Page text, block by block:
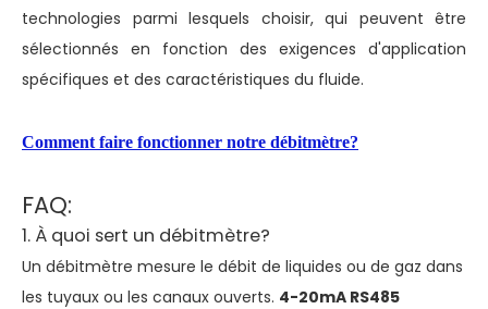
technologies parmi lesquels choisir, qui peuvent être
sélectionnés en fonction des exigences d'application
spécifiques et des caractéristiques du fluide.
Comment faire fonctionner notre débitmètre?
FAQ:
1. À quoi sert un débitmètre?
Un débitmètre mesure le débit de liquides ou de gaz dans
les tuyaux ou les canaux ouverts. 4-20mA RS485